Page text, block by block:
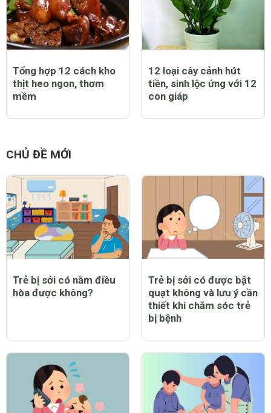
Tổng hợp 12 cách kho
thịt heo ngon, thơm
mềm
12 loại cây cảnh hút
tiền, sinh lộc ứng với 12
con giáp
CHỦ ĐỀ MỚI
Trẻ bị sởi có nằm điều
hòa được không?
Trẻ bị sởi có được bật
quạt không và lưu ý cần
thiết khi chăm sóc trẻ
bị bệnh